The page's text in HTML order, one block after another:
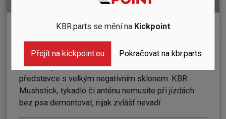
KBR.parts se mění na Kickpoint
Přejít na kickpoint.eu Pokračovat na kbr.parts
KBR Mushstick
Skloubili jsme nízkou váhu a možnost montáže
představce s velkým negativním sklonem. KBR
Mushstick, tykadlo či anténu nemusíte při jízdách
bez psa demontovat, nijak zvlášť nevadí.